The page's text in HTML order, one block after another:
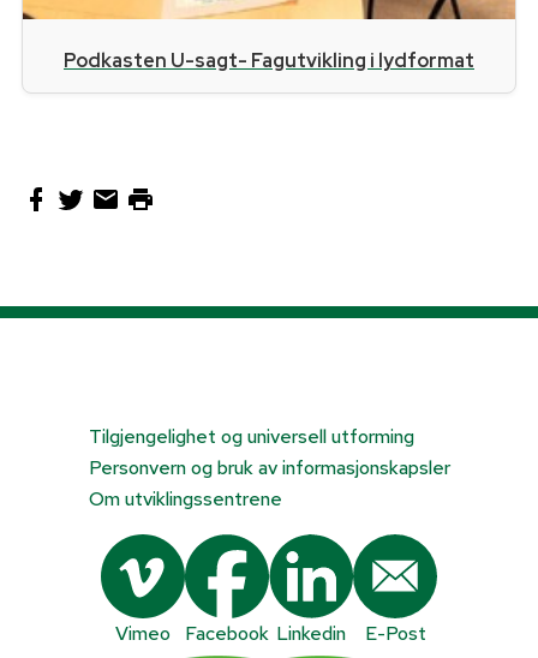
Podkasten U-sagt- Fagutvikling i lydformat
Tilgjengelighet og universell utforming
Personvern og bruk av informasjonskapsler
Om utviklingssentrene
Vimeo Facebook Linkedin E-Post